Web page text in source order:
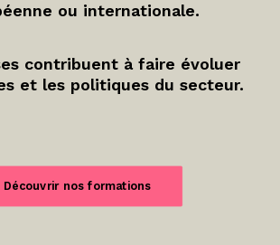
ou internationale.
contribuent à faire évoluer
et les politiques du secteur.
Découvrir nos formations